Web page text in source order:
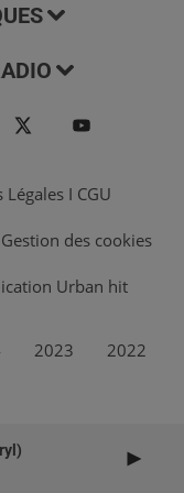
I CGU
Gestion des cookies
Urban hit
2023 2022